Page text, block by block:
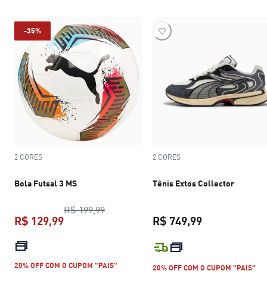
-35%
2 CORES
Bola Futsal 3 MS
R$ 199,99preço original R$ 199,99
R$ 129,99
preço atual R$ 129,99
20% OFF COM O CUPOM "PAIS"
2 CORES
Tênis Extos Collector
R$ 749,99
20% OFF COM O CUPOM "PAIS"